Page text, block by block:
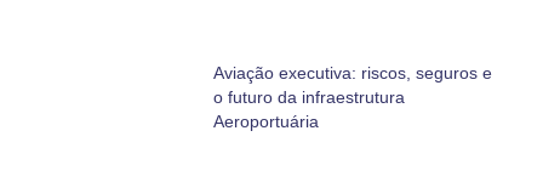
Aviação executiva: riscos, seguros e
o futuro da infraestrutura
Aeroportuária